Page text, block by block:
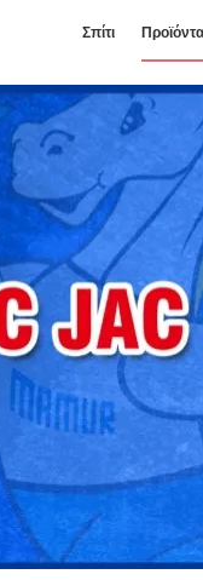
Σπίτι Προϊόντα